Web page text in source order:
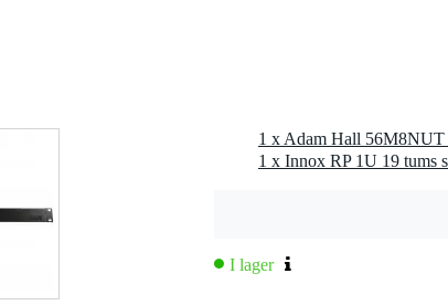
1 x Adam Hall
1 x Innox RP 1U 19 tums
I lager